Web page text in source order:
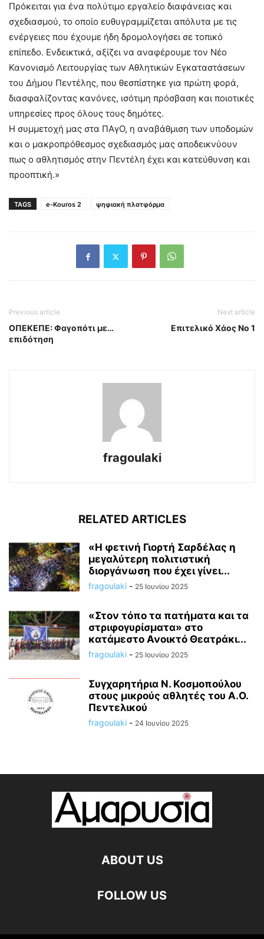
Πρόκειται για ένα πολύτιμο εργαλείο διαφάνειας και
σχεδιασμού, το οποίο ευθυγραμμίζεται απόλυτα με τις
ενέργειες που έχουμε ήδη δρομολογήσει σε τοπικό
επίπεδο. Ενδεικτικά, αξίζει να αναφέρουμε τον Νέο
Κανονισμό Λειτουργίας των Αθλητικών Εγκαταστάσεων
του Δήμου Πεντέλης, που θεσπίστηκε για πρώτη φορά,
διασφαλίζοντας κανόνες, ισότιμη πρόσβαση και ποιοτικές
υπηρεσίες προς όλους τους δημότες.
Η συμμετοχή μας στα ΠΑγΟ, η αναβάθμιση των υποδομών
και ο μακροπρόθεσμος σχεδιασμός μας αποδεικνύουν
πως ο αθλητισμός στην Πεντέλη έχει και κατεύθυνση και
προοπτική.»
TAGS e-Kouros 2 ψηφιακή πλατφόρμα
Previous article
ΟΠΕΚΕΠΕ: Φαγοπότι με…
επιδότηση
Next article
Επιτελικό Χάος Νο 1
fragoulaki
RELATED ARTICLES
«Η φετινή Γιορτή Σαρδέλας η
μεγαλύτερη πολιτιστική
διοργάνωση που έχει γίνει...
fragoulaki - 25 Ιουνίου 2025
«Στον τόπο τα πατήματα και τα
στριφογυρίσματα» στο
κατάμεστο Ανοικτό Θεατράκι...
fragoulaki - 25 Ιουνίου 2025
Συγχαρητήρια Ν. Κοσμοπούλου
στους μικρούς αθλητές του Α.Ο.
Πεντελικού
fragoulaki - 24 Ιουνίου 2025
ABOUT US
FOLLOW US